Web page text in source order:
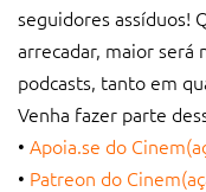
seguidores assíduos!
arrecadar, maior será
podcasts, tanto em
Venha fazer parte
• Apoia.se do
• Patreon do